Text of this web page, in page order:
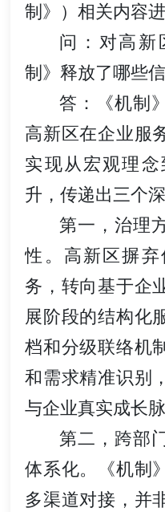
制》）相关内容
问：对高新
制》释放了哪些
答：《机制
高新区在企业服
实现从宏观理
升，传递出三个
第一，治理
性。高新区摒弃
务，转向基于企
展阶段的结构化
档和分级联络机
和需求精准识别
与企业真实成长
第二，跨部
体系化。《机制
多渠道对接，并